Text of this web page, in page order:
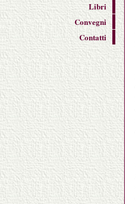
Libri
Convegni
Contatti